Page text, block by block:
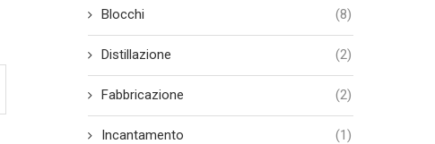
Blocchi (8)
Distillazione (2)
Fabbricazione (2)
Incantamento (1)